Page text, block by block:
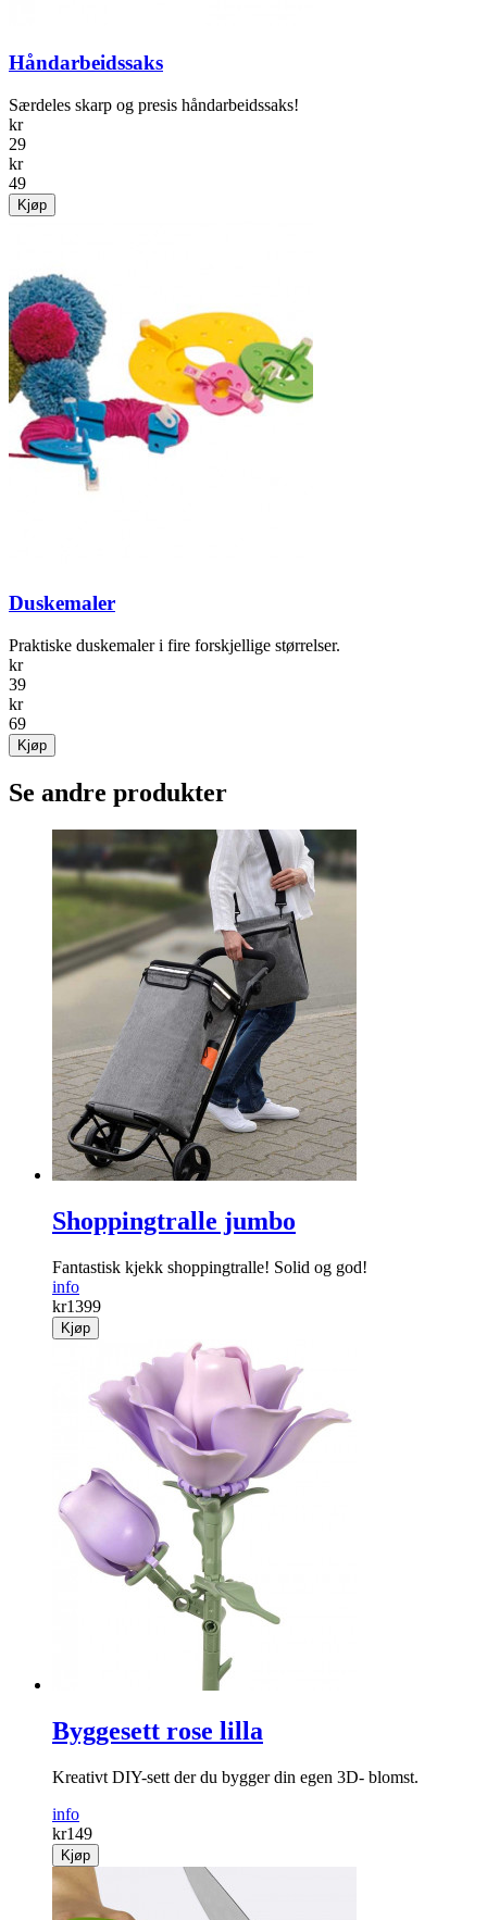
Håndarbeidssaks
Særdeles skarp og presis håndarbeidssaks!
kr
29
kr
49
Kjøp
Duskemaler
Praktiske duskemaler i fire forskjellige størrelser.
kr
39
kr
69
Kjøp
Se andre produkter
Shoppingtralle jumbo
Fantastisk kjekk shoppingtralle! Solid og god!
info
kr1399
Kjøp
Byggesett rose lilla
Kreativt DIY-sett der du bygger din egen 3D- blomst.
info
kr149
Kjøp